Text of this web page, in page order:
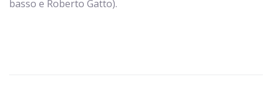
basso e Roberto Gatto).